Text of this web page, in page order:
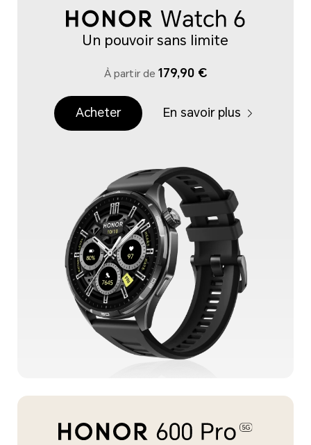
Un pouvoir sans limite
À partir de 179,90 €
Acheter En savoir plus